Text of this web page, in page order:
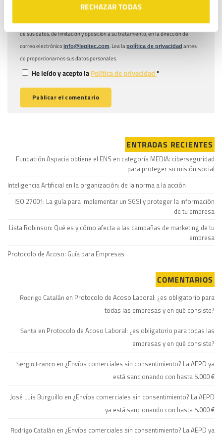
RECHAZAR TODAS
LEGITEC moderará sus comentarios y podrá o no dar respuesta a los mismos.
de sus datos, de limitación y oposición a su tratamiento, en la dirección de
correo electrónicoinfo@legitec.com. Lea lapolítica de privacidad antes
de proporcionarnos sus datos personales.
He leído y acepto laPolítica de privacidad*
ENTRADAS RECIENTES
Fundación Aspacia obtiene el ENS en categoría MEDIA: ciberseguridad
para proteger su misión social
Inteligencia Artificial en la organización: de la norma a la acción
ISO 27001: La guía para implementar un SGSI y proteger la información
de tu empresa
Lista Robinson: Qué es y cómo afecta a las campañas de marketing de tu
empresa
Protocolo de Acoso: Guía para Empresas
COMENTARIOS
Rodrigo Catalán en Protocolo de Acoso Laboral: ¿es obligatorio para
todas las empresas y en qué consiste?
Santa en Protocolo de Acoso Laboral: ¿es obligatorio para todas las
empresas y en qué consiste?
Sergio Franco en ¿Envíos comerciales sin consentimiento? La AEPD ya
está sancionando con hasta 5.000 €
José Luis Burguillo en ¿Envíos comerciales sin consentimiento? La AEPD
ya está sancionando con hasta 5.000 €
Rodrigo Catalán en ¿Envíos comerciales sin consentimiento? La AEPD ya